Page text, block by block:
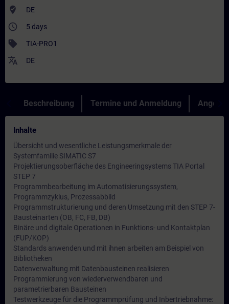
where_to_vote DE
access_time 5 days
sell TIA-PRO1
translate DE
Beschreibung Termine und Anmeldung Angebot
Inhalte
Übersicht und wesentliche Leistungsmerkmale der
Systemfamilie SIMATIC S7
Projektierungsoberfläche des Engineeringsystems TIA Portal
STEP 7
Programmbearbeitung im Automatisierungssystem,
Programmzyklus, Prozessabbild
Programmstrukturierung und deren Umsetzung mit den STEP 7-
Bausteinarten (OB, FC, FB, DB)
Binäre und digitale Operationen in Funktions- und Kontaktplan
(FUP/KOP)
Standards anwenden und mit ihnen arbeiten am Beispiel von
Bibliotheken
Datenverwaltung mit Datenbausteinen realisieren
Programmierung von wiederverwendbaren und
parametrierbaren Bausteinen
Testwerkzeuge für die Programmprüfung und Inbertriebnahme: